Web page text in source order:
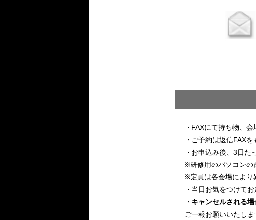
・FAXにて持ち物、
・ご予約は返信FAX
・お申込み後、3日た
※研修用のパソコンの
※定員は各会場により
・当日お気をつけてお
・ キャンセルされる
ご一報お願いいたしま